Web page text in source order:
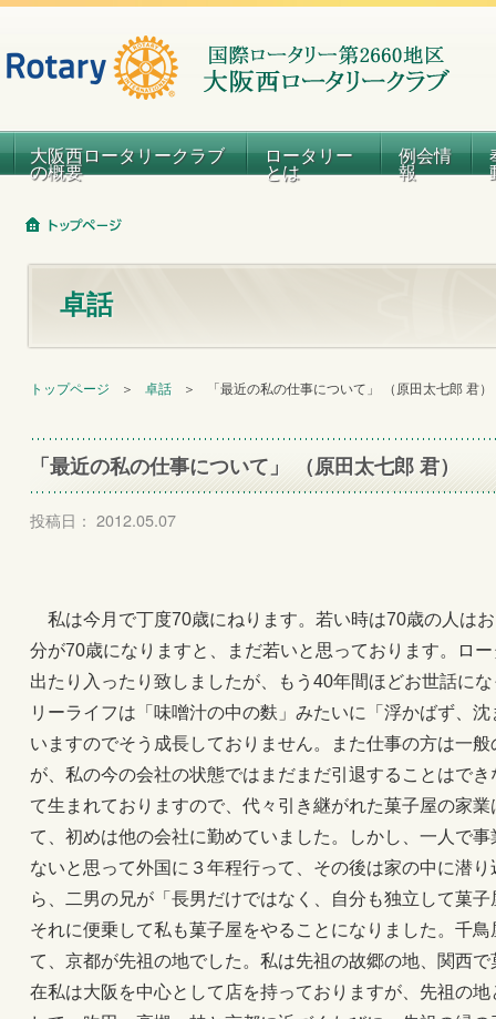
大阪西ロータリークラブ
の概要
ロータリー
とは
例会情
報
卓話
トップページ ＞ 卓話 ＞ 「最近の私の仕事について」 （原田太七郎 君）
「最近の私の仕事について」 （原田太七郎 君）
投稿日： 2012.05.07
私は今月で丁度70歳にねります。若い時は70歳の人は
分が70歳になりますと、まだ若いと思っております。ロ
出たり入ったり致しましたが、もう40年間ほどお世話に
リーライフは「味噌汁の中の麩」みたいに「浮かばず、
いますのでそう成長しておりません。また仕事の方は一
が、私の今の会社の状態ではまだまだ引退することはで
て生まれておりますので、代々引き継がれた菓子屋の家
て、初めは他の会社に勤めていました。しかし、一人で
ないと思って外国に３年程行って、その後は家の中に潜
ら、二男の兄が「長男だけではなく、自分も独立して菓
それに便乗して私も菓子屋をやることになりました。千
て、京都が先祖の地でした。私は先祖の故郷の地、関西
在私は大阪を中心として店を持っておりますが、先祖の